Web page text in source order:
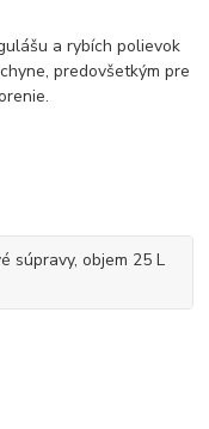
a rybích polievok
predovšetkým pre
súpravy, objem 25 L